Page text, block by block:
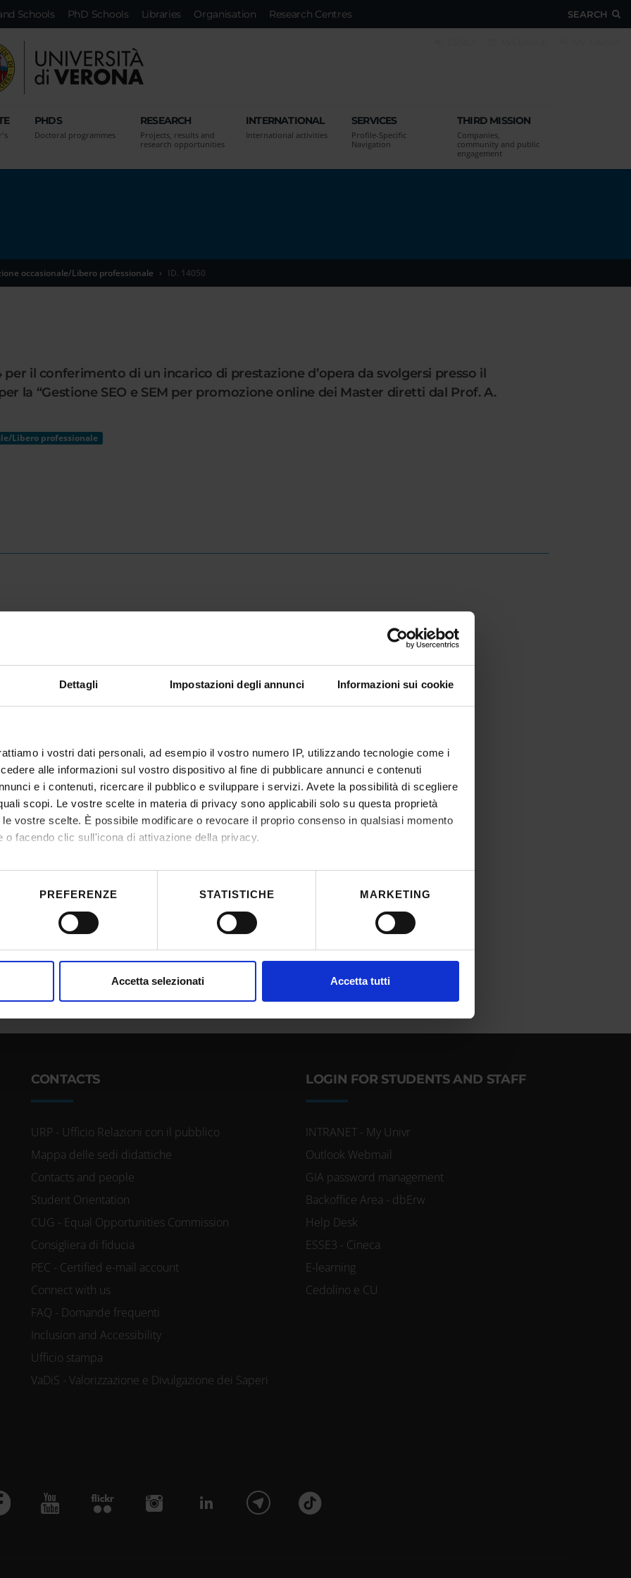
Dettagli Impostazioni degli annunci Informazioni sui cookie
i vostri dati personali, ad esempio il vostro numero IP, utilizzando tecnologie come i
alle informazioni sul vostro dispositivo al fine di pubblicare annunci e contenuti
e i contenuti, ricercare il pubblico e sviluppare i servizi. Avete la possibilità di scegliere
scopi. Le vostre scelte in materia di privacy sono applicabili solo su questa proprietà
vostre scelte. È possibile modificare o revocare il proprio consenso in qualsiasi momento
o facendo clic sull'icona di attivazione della privacy.
anche:
tua posizione geografica, con un'approssimazione di qualche metro,
elaborati i tuoi dati personali e imposta le tue preferenze nella
sezione dettagli . Puoi
contenuti ed annunci, per fornire funzionalità dei social media e per analizzare il
PREFERENZE STATISTICHE MARKETING
Accetta selezionati Accetta tutti
SEARCH
Schools PhD Schools Libraries Organisation Research Centres
PHDS
Doctoral programmes
RESEARCH
Projects, results and
research opportunities
INTERNATIONAL
International activities
SERVICES
Profile-Specific
Navigation
THIRD MISSION
Companies,
community and public
engagement
occasionale/Libero professionale ID. 14050
il conferimento di un incarico di prestazione d’opera da svolgersi presso il
la “Gestione SEO e SEM per promozione online dei Master diretti dal Prof. A.
Libero professionale
CONTACTS
URP - Ufficio Relazioni con il pubblico
Mappa delle sedi didattiche
Contacts and people
Student Orientation
CUG - Equal Opportunities Commission
Consigliera di fiducia
PEC - Certified e-mail account
Connect with us
FAQ - Domande frequenti
Inclusion and Accessibility
Ufficio stampa
VaDiS - Valorizzazione e Divulgazione dei Saperi
LOGIN FOR STUDENTS AND STAFF
INTRANET - My Univr
Outlook Webmail
GIA password management
Backoffice Area - dbErw
Help Desk
ESSE3 - Cineca
E-learning
Cedolino e CU